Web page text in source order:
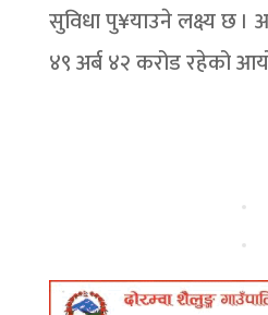
सुविधा पु¥याउने लक्ष्य छ
४९ अर्ब ४२ करोड रहेको